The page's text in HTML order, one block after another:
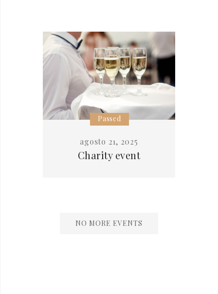
Passed
agosto 21, 2025
Charity event
NO MORE EVENTS